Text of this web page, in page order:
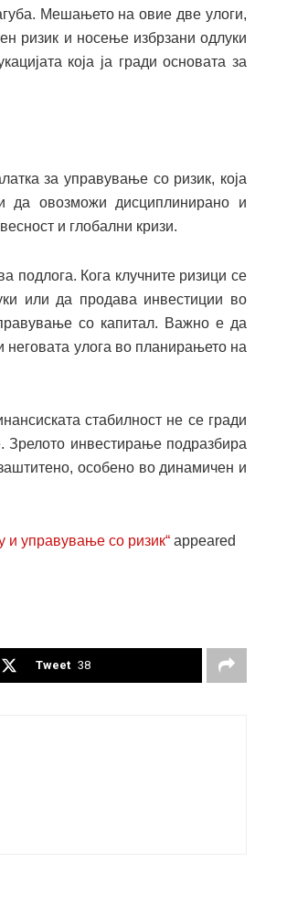
Мешањето на овие две улоги,
ризик и носење избрзани одлуки
која ја гради основата за
за управување со ризик, која
да овозможи дисциплинирано и
и глобални кризи.
подлога. Кога клучните ризици се
или да продава инвестиции во
со капитал. Важно е да
улога во планирањето на
стабилност не се гради
Зрелото инвестирање подразбира
особено во динамичен и
и управување со ризик“ appeared
Tweet 38